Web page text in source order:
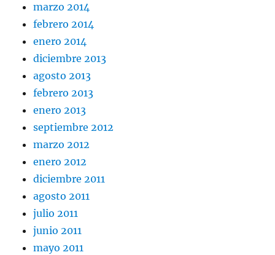
marzo 2014
febrero 2014
enero 2014
diciembre 2013
agosto 2013
febrero 2013
enero 2013
septiembre 2012
marzo 2012
enero 2012
diciembre 2011
agosto 2011
julio 2011
junio 2011
mayo 2011